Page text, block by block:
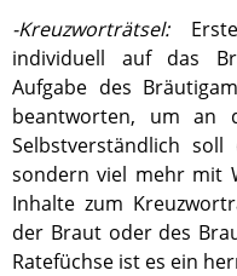
-Kreuzworträtsel:
individuell auf das
Aufgabe des
beantworten, um an
Selbstverständlich
sondern viel mehr mit
Inhalte zum
der Braut oder des
Ratefüchse ist es ein